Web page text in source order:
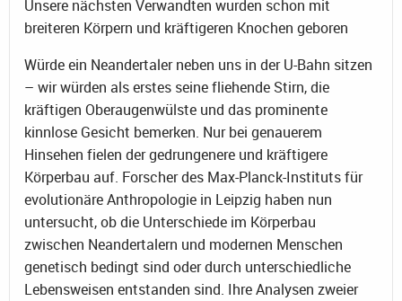
Unsere nächsten Verwandten wurden schon mit
breiteren Körpern und kräftigeren Knochen geboren
Würde ein Neandertaler neben uns in der U-Bahn sitzen
– wir würden als erstes seine fliehende Stirn, die
kräftigen Oberaugenwülste und das prominente
kinnlose Gesicht bemerken. Nur bei genauerem
Hinsehen fielen der gedrungenere und kräftigere
Körperbau auf. Forscher des Max-Planck-Instituts für
evolutionäre Anthropologie in Leipzig haben nun
untersucht, ob die Unterschiede im Körperbau
zwischen Neandertalern und modernen Menschen
genetisch bedingt sind oder durch unterschiedliche
Lebensweisen entstanden sind. Ihre Analysen zweier